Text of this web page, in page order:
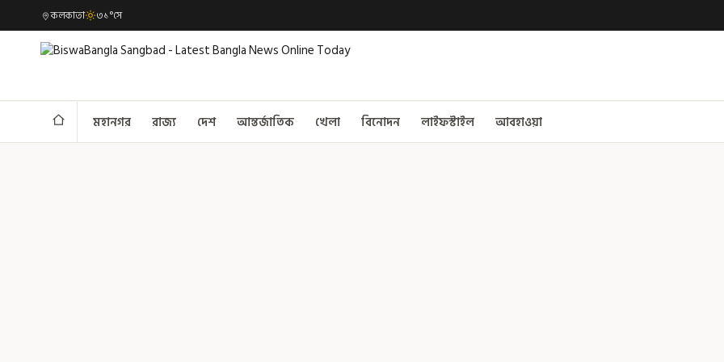
কলকাতা ৩১°সে
মহানগর রাজ্য দেশ আন্তর্জাতিক খেলা বিনোদন লাইফস্টাইল আবহাওয়া